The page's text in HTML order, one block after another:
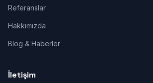
Referanslar
Hakkımızda
Blog & Haberler
İletişim